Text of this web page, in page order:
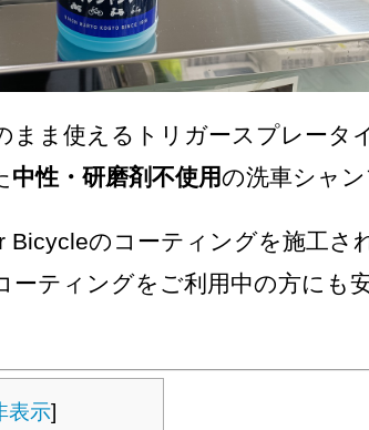
まま使えるトリガースプレータ
中性・研磨剤不使用の洗車シャン
Bicycleのコーティングを施工さ
ーティングをご利用中の方にも
表示]